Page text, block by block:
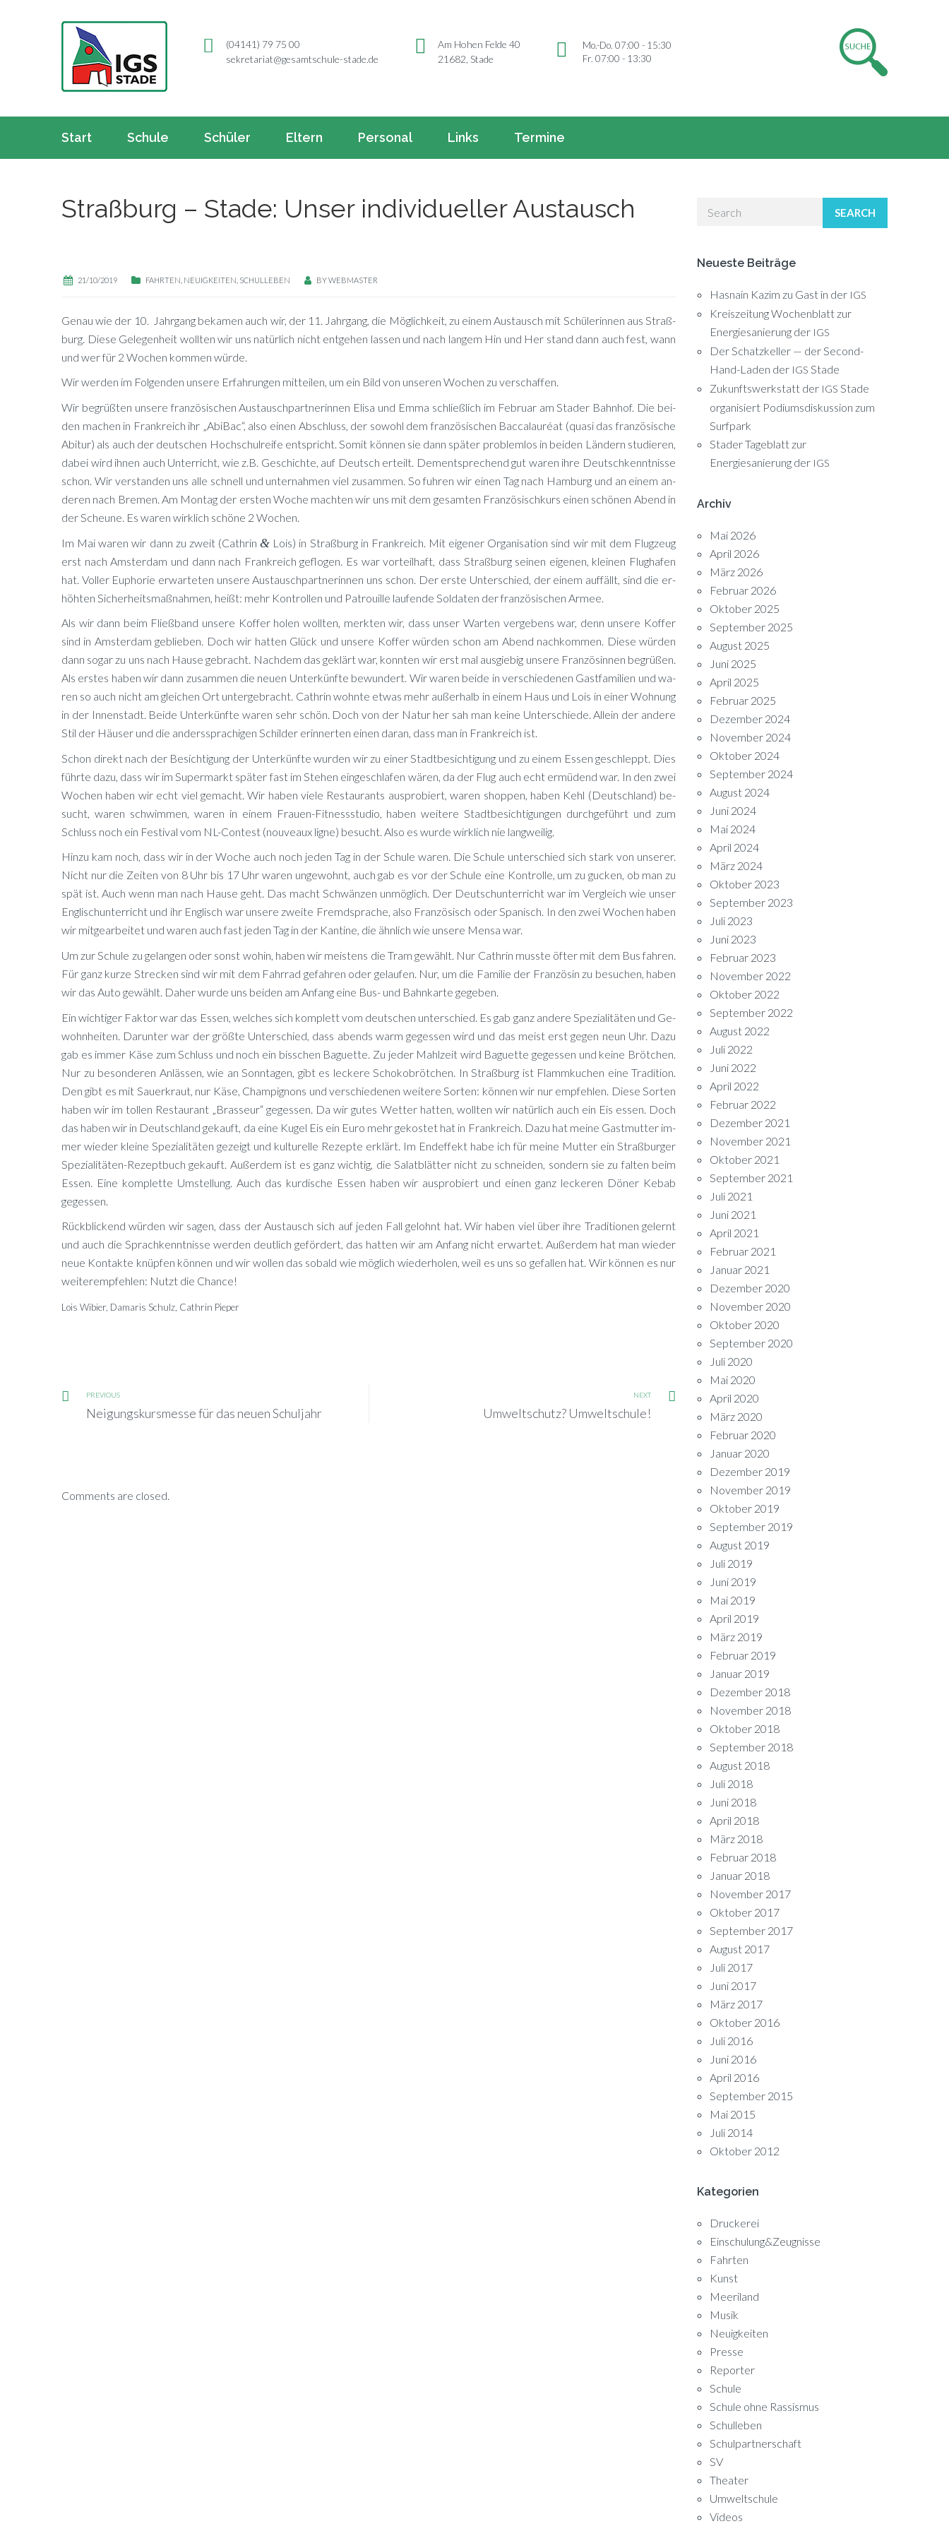
(04141) 79 75 00
sekretariat@gesamtschule-stade.de
Am Hohen Felde 40
21682, Stade
Mo.-Do. 07:00 - 15:30
Fr. 07:00 - 13:30
Start Schule Schüler Eltern Personal Links Termine
Straßburg – Stade: Unser individueller Austausch
21/10/2019 FAHRTEN NEUIGKEITEN SCHULLEBEN BYWEBMASTER
Ge­nau wie der 10. Jahr­gang be­ka­men auch wir, der 11. Jahr­gang, die Mög­lich­keit, zu ei­nem Aus­tausch mit Schü­le­rin­nen aus Straß­
burg. Die­se Ge­le­gen­heit woll­ten wir uns na­tür­lich nicht ent­ge­hen las­sen und nach lan­gem Hin und Her stand dann auch fest, wann
und wer für 2 Wo­chen kom­men würde.
Wir wer­den im Fol­gen­den un­se­re Er­fah­run­gen mit­tei­len, um ein Bild von un­se­ren Wo­chen zu verschaffen.
Wir be­grüß­ten un­se­re fran­zö­si­schen Aus­tausch­part­ne­rin­nen Eli­sa und Emma schließ­lich im Fe­bru­ar am Stader Bahn­hof. Die bei­
den ma­chen in Frank­reich ihr „Abi­Bac“, also ei­nen Ab­schluss, der so­wohl dem fran­zö­si­schen Bac­calau­réat (qua­si das fran­zö­si­sche
Ab­itur) als auch der deut­schen Hoch­schul­rei­fe ent­spricht. So­mit kön­nen sie dann spä­ter pro­blem­los in bei­den Län­dern stu­die­ren,
da­bei wird ih­nen auch Un­ter­richt, wie z.B. Ge­schich­te, auf Deutsch er­teilt. Dem­entspre­chend gut wa­ren ihre Deutsch­kennt­nis­se
schon. Wir ver­stan­den uns alle schnell und un­ter­nah­men viel zu­sam­men. So fuh­ren wir ei­nen Tag nach Ham­burg und an ei­nem an­
de­ren nach Bre­men. Am Mon­tag der ers­ten Wo­che mach­ten wir uns mit dem ge­sam­ten Fran­zö­sisch­kurs ei­nen schö­nen Abend in
der Scheu­ne. Es wa­ren wirk­lich schö­ne 2 Wochen.
Im Mai wa­ren wir dann zu zweit (Ca­th­rin& Lois) in Straß­burg in Frank­reich. Mit ei­ge­ner Or­ga­ni­sa­ti­on sind wir mit dem Flug­zeug
erst nach Ams­ter­dam und dann nach Frank­reich ge­flo­gen. Es war vor­teil­haft, dass Straß­burg sei­nen ei­ge­nen, klei­nen Flug­ha­fen
hat. Vol­ler Eu­pho­rie er­war­te­ten un­se­re Aus­tausch­part­ne­rin­nen uns schon. Der ers­te Un­ter­schied, der ei­nem auf­fällt, sind die er­
höh­ten Si­cher­heits­maß­nah­men, heißt: mehr Kon­trol­len und Pa­trouil­le lau­fen­de Sol­da­ten der fran­zö­si­schen Armee.
Als wir dann beim Fließ­band un­se­re Kof­fer ho­len woll­ten, merk­ten wir, dass un­ser War­ten ver­ge­bens war, denn un­se­re Kof­fer
sind in Ams­ter­dam ge­blie­ben. Doch wir hat­ten Glück und un­se­re Kof­fer wür­den schon am Abend nach­kom­men. Die­se wür­den
dann so­gar zu uns nach Hau­se ge­bracht. Nach­dem das ge­klärt war, konn­ten wir erst mal aus­gie­big un­se­re Fran­zö­sin­nen be­grü­ßen.
Als ers­tes ha­ben wir dann zu­sam­men die neu­en Un­ter­künf­te be­wun­dert. Wir wa­ren bei­de in ver­schie­de­nen Gast­fa­mi­li­en und wa­
ren so auch nicht am glei­chen Ort un­ter­ge­bracht. Ca­th­rin wohn­te et­was mehr au­ßer­halb in ei­nem Haus und Lois in ei­ner Woh­nung
in der In­nen­stadt. Bei­de Un­ter­künf­te wa­ren sehr schön. Doch von der Na­tur her sah man kei­ne Un­ter­schie­de. Al­lein der an­de­re
Stil der Häu­ser und die an­ders­spra­chi­gen Schil­der er­in­ner­ten ei­nen dar­an, dass man in Frank­reich ist.
Schon di­rekt nach der Be­sich­ti­gung der Un­ter­künf­te wur­den wir zu ei­ner Stadt­be­sich­ti­gung und zu ei­nem Es­sen ge­schleppt. Dies
führ­te dazu, dass wir im Su­per­markt spä­ter fast im Ste­hen ein­ge­schla­fen wä­ren, da der Flug auch echt er­mü­dend war. In den zwei
Wo­chen ha­ben wir echt viel ge­macht. Wir ha­ben vie­le Re­stau­rants aus­pro­biert, wa­ren shop­pen, ha­ben Kehl (Deutsch­land) be­
sucht, wa­ren schwim­men, wa­ren in ei­nem Frau­en-Fit­ness­stu­dio, ha­ben wei­te­re Stadt­be­sich­ti­gun­gen durch­ge­führt und zum
Schluss noch ein Fes­ti­val vom NL-Con­test (nou­veaux li­gne) be­sucht. Also es wur­de wirk­lich nie langweilig.
Hin­zu kam noch, dass wir in der Wo­che auch noch je­den Tag in der Schu­le wa­ren. Die Schu­le un­ter­schied sich stark von un­se­rer.
Nicht nur die Zei­ten von 8 Uhr bis 17 Uhr wa­ren un­ge­wohnt, auch gab es vor der Schu­le eine Kon­trol­le, um zu gu­cken, ob man zu
spät ist. Auch wenn man nach Hau­se geht. Das macht Schwän­zen un­mög­lich. Der Deutsch­un­ter­richt war im Ver­gleich wie un­ser
Eng­lisch­un­ter­richt und ihr Eng­lisch war un­se­re zwei­te Fremd­spra­che, also Fran­zö­sisch oder Spa­nisch. In den zwei Wo­chen ha­ben
wir mit­ge­ar­bei­tet und wa­ren auch fast je­den Tag in der Kan­ti­ne, die ähn­lich wie un­se­re Men­sa war.
Um zur Schu­le zu ge­lan­gen oder sonst wo­hin, ha­ben wir meis­tens die Tram ge­wählt. Nur Ca­th­rin muss­te öf­ter mit dem Bus fah­ren.
Für ganz kur­ze Stre­cken sind wir mit dem Fahr­rad ge­fah­ren oder ge­lau­fen. Nur, um die Fa­mi­lie der Fran­zö­sin zu be­su­chen, ha­ben
wir das Auto ge­wählt. Da­her wur­de uns bei­den am An­fang eine Bus- und Bahn­kar­te gegeben.
Ein wich­ti­ger Fak­tor war das Es­sen, wel­ches sich kom­plett vom deut­schen un­ter­schied. Es gab ganz an­de­re Spe­zia­li­tä­ten und Ge­
wohn­hei­ten. Dar­un­ter war der größ­te Un­ter­schied, dass abends warm ge­ges­sen wird und das meist erst ge­gen neun Uhr. Dazu
gab es im­mer Käse zum Schluss und noch ein biss­chen Ba­guette. Zu je­der Mahl­zeit wird Ba­guette ge­ges­sen und kei­ne Bröt­chen.
Nur zu be­son­de­ren An­läs­sen, wie an Sonn­ta­gen, gibt es le­cke­re Scho­ko­bröt­chen. In Straß­burg ist Flamm­ku­chen eine Tra­di­ti­on.
Den gibt es mit Sau­er­kraut, nur Käse, Cham­pi­gnons und ver­schie­de­nen wei­te­re Sor­ten: kön­nen wir nur emp­feh­len. Die­se Sor­ten
ha­ben wir im tol­len Re­stau­rant „Bras­seur“ ge­ges­sen. Da wir gu­tes Wet­ter hat­ten, woll­ten wir na­tür­lich auch ein Eis es­sen. Doch
das ha­ben wir in Deutsch­land ge­kauft, da eine Ku­gel Eis ein Euro mehr ge­kos­tet hat in Frank­reich. Dazu hat mei­ne Gast­mut­ter im­
mer wie­der klei­ne Spe­zia­li­tä­ten ge­zeigt und kul­tu­rel­le Re­zep­te er­klärt. Im End­ef­fekt habe ich für mei­ne Mut­ter ein Straß­bur­ger
Spe­zia­li­tä­ten-Re­zept­buch ge­kauft. Au­ßer­dem ist es ganz wich­tig, die Sa­lat­blät­ter nicht zu schnei­den, son­dern sie zu fal­ten beim
Es­sen. Eine kom­plet­te Um­stel­lung. Auch das kur­di­sche Es­sen ha­ben wir aus­pro­biert und ei­nen ganz le­cke­ren Dö­ner Ke­bab
gegessen.
Rück­bli­ckend wür­den wir sa­gen, dass der Aus­tausch sich auf je­den Fall ge­lohnt hat. Wir ha­ben viel über ihre Tra­di­tio­nen ge­lernt
und auch die Sprach­kennt­nis­se wer­den deut­lich ge­för­dert, das hat­ten wir am An­fang nicht er­war­tet. Au­ßer­dem hat man wie­der
neue Kon­tak­te knüp­fen kön­nen und wir wol­len das so­bald wie mög­lich wie­der­ho­len, weil es uns so ge­fal­len hat. Wir kön­nen es nur
wei­ter­emp­feh­len: Nutzt die Chance!
Lois Wi­bier, Da­ma­ris Schulz, Ca­th­rin Pieper
PREVIOUS
Neigungskursmesse für das neuen Schuljahr
NEXT
Umweltschutz? Umweltschule!
Comments are closed.
SEARCH
Neueste Beiträge
Hasnain Kazim zu Gast in der IGS
Kreiszeitung Wochenblatt zur
Energiesanierung der IGS
Der Schatzkeller — der Second-
Hand-Laden der IGS Stade
Zukunftswerkstatt der IGS Stade
organisiert Podiumsdiskussion zum
Surfpark
Stader Tageblatt zur
Energiesanierung der IGS
Archiv
Mai 2026
April 2026
März 2026
Februar 2026
Oktober 2025
September 2025
August 2025
Juni 2025
April 2025
Februar 2025
Dezember 2024
November 2024
Oktober 2024
September 2024
August 2024
Juni 2024
Mai 2024
April 2024
März 2024
Oktober 2023
September 2023
Juli 2023
Juni 2023
Februar 2023
November 2022
Oktober 2022
September 2022
August 2022
Juli 2022
Juni 2022
April 2022
Februar 2022
Dezember 2021
November 2021
Oktober 2021
September 2021
Juli 2021
Juni 2021
April 2021
Februar 2021
Januar 2021
Dezember 2020
November 2020
Oktober 2020
September 2020
Juli 2020
Mai 2020
April 2020
März 2020
Februar 2020
Januar 2020
Dezember 2019
November 2019
Oktober 2019
September 2019
August 2019
Juli 2019
Juni 2019
Mai 2019
April 2019
März 2019
Februar 2019
Januar 2019
Dezember 2018
November 2018
Oktober 2018
September 2018
August 2018
Juli 2018
Juni 2018
April 2018
März 2018
Februar 2018
Januar 2018
November 2017
Oktober 2017
September 2017
August 2017
Juli 2017
Juni 2017
März 2017
Oktober 2016
Juli 2016
Juni 2016
April 2016
September 2015
Mai 2015
Juli 2014
Oktober 2012
Kategorien
Druckerei
Einschulung&Zeugnisse
Fahrten
Kunst
Meeriland
Musik
Neuigkeiten
Presse
Reporter
Schule
Schule ohne Rassismus
Schulleben
Schulpartnerschaft
SV
Theater
Umweltschule
Videos